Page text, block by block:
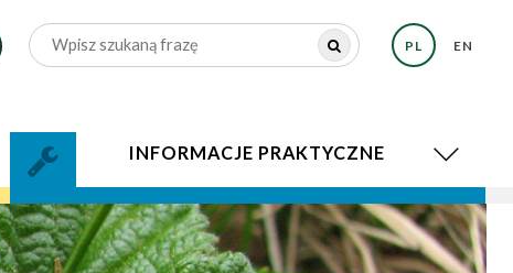
PL EN
INFORMACJE PRAKTYCZNE